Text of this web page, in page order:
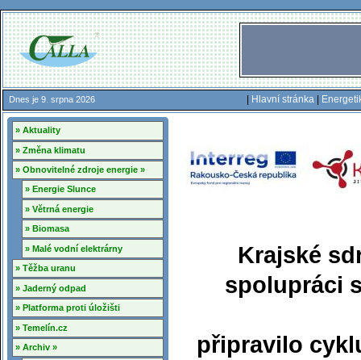
Dnes je 9. srpna 2026 Hlavní stránka|
» Aktuality
» Změna klimatu
» Obnovitelné zdroje energie »
» Energie Slunce
» Větrná energie
» Biomasa
» Malé vodní elektrárny
» Těžba uranu
» Jaderný odpad
» Platforma proti úložišti
» Temelín.cz
» Archiv »
Krajské
spolupráci
připravilo